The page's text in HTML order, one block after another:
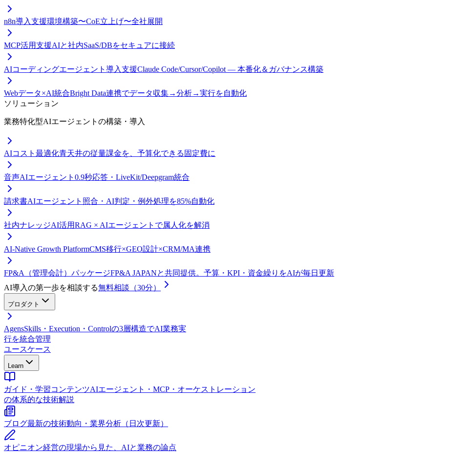
n8n導入支援環境構築〜CoE立上げ〜全社展開
MCP活用支援AIと社内SaaS/DBをセキュアに接続
AIコーディングエージェント導入支援Claude Code/Cursor/Copilot — 本番化＆ガバナンス構築
Webデータ×AI統合Bright Data連携でデータ収集→分析→実行を自動化
ソリューション
業務特化型AIエージェントの構築・導入
AIコスト最適化青天井の従量課金を、予算化できる固定費に
音声AIエージェント 0.9秒応答・LiveKit/Deepgram統合
請求書AIエージェント 照合・AI判定・例外処理を85%自動化
社内ナレッジAI活用RAG × AIエージェントで属人化を解消
AI-Native Growth PlatformCMS移行×GEO設計×CRM/MA連携
FP&A（管理会計）パッケージFP&A JAPANと共同提供。予算・KPI・資金繰りをAIが毎日更新
AI導入の第一歩を相談する無料相談（30分）
プロダクト
AgensSkills・Execution・Controlの3層構造でAI業務実
行を統合管理
ユースケース
Learn
ガイド・学習コンテンツAIエージェント・MCP・オーケストレーション
の体系的な技術解説
ブログ最新の技術動向・業界分析（日次更新）
オピニオン経営の現場から見た、AIと業務の論点